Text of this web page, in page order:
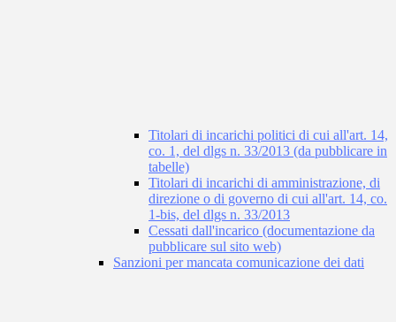
Titolari di incarichi politici di cui all'art. 14,
co. 1, del dlgs n. 33/2013 (da pubblicare in
tabelle)
Titolari di incarichi di amministrazione, di
direzione o di governo di cui all'art. 14, co.
1-bis, del dlgs n. 33/2013
Cessati dall'incarico (documentazione da
pubblicare sul sito web)
Sanzioni per mancata comunicazione dei dati